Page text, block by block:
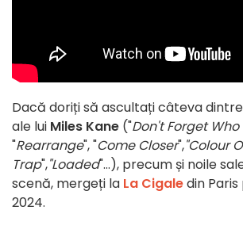
Dacă doriți să ascultați câteva
ale lui Miles Kane ("Don't Forget Who
"Rearrange", "Come Closer","Colour
Trap","Loaded"...), precum și noile
scenă, mergeți la La Cigaledin
2024.